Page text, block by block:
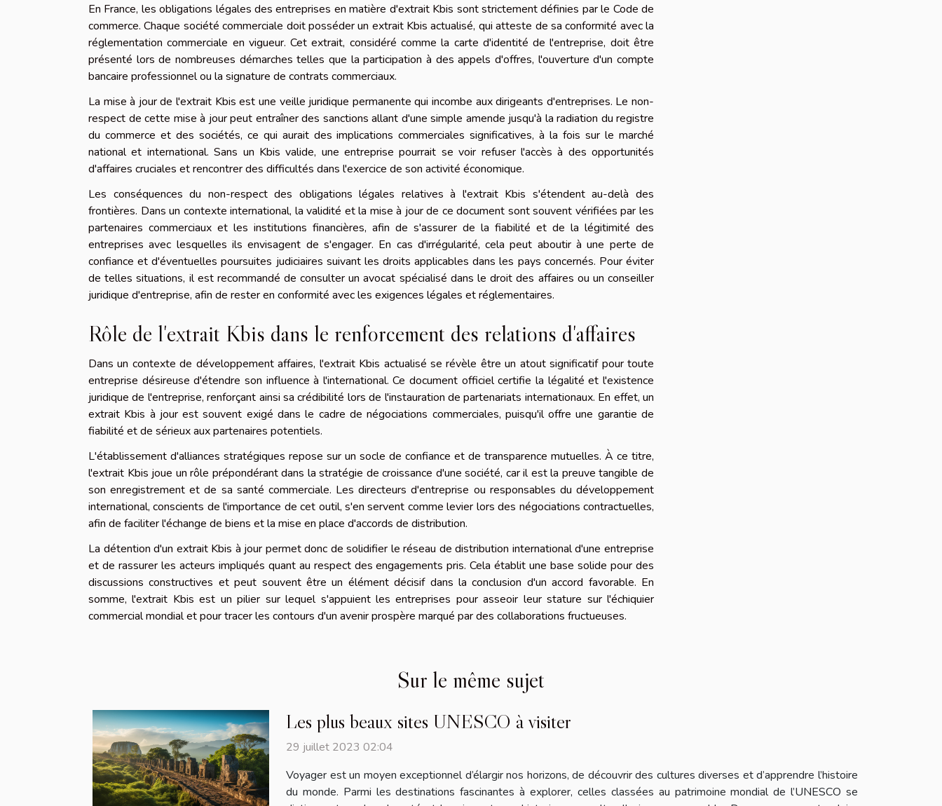
En France, les obligations légales des entreprises en matière d'extrait Kbis sont strictement définies par le Code de
commerce. Chaque société commerciale doit posséder un extrait Kbis actualisé, qui atteste de sa conformité avec la
réglementation commerciale en vigueur. Cet extrait, considéré comme la carte d'identité de l'entreprise, doit être
présenté lors de nombreuses démarches telles que la participation à des appels d'offres, l'ouverture d'un compte
bancaire professionnel ou la signature de contrats commerciaux.
La mise à jour de l'extrait Kbis est une veille juridique permanente qui incombe aux dirigeants d'entreprises. Le non-
respect de cette mise à jour peut entraîner des sanctions allant d'une simple amende jusqu'à la radiation du registre
du commerce et des sociétés, ce qui aurait des implications commerciales significatives, à la fois sur le marché
national et international. Sans un Kbis valide, une entreprise pourrait se voir refuser l'accès à des opportunités
d'affaires cruciales et rencontrer des difficultés dans l'exercice de son activité économique.
Les conséquences du non-respect des obligations légales relatives à l'extrait Kbis s'étendent au-delà des
frontières. Dans un contexte international, la validité et la mise à jour de ce document sont souvent vérifiées par les
partenaires commerciaux et les institutions financières, afin de s'assurer de la fiabilité et de la légitimité des
entreprises avec lesquelles ils envisagent de s'engager. En cas d'irrégularité, cela peut aboutir à une perte de
confiance et d'éventuelles poursuites judiciaires suivant les droits applicables dans les pays concernés. Pour éviter
de telles situations, il est recommandé de consulter un avocat spécialisé dans le droit des affaires ou un conseiller
juridique d'entreprise, afin de rester en conformité avec les exigences légales et réglementaires.
Rôle de l'extrait Kbis dans le renforcement des relations d'affaires
Dans un contexte de développement affaires, l'extrait Kbis actualisé se révèle être un atout significatif pour toute
entreprise désireuse d'étendre son influence à l'international. Ce document officiel certifie la légalité et l'existence
juridique de l'entreprise, renforçant ainsi sa crédibilité lors de l'instauration de partenariats internationaux. En effet, un
extrait Kbis à jour est souvent exigé dans le cadre de négociations commerciales, puisqu'il offre une garantie de
fiabilité et de sérieux aux partenaires potentiels.
L'établissement d'alliances stratégiques repose sur un socle de confiance et de transparence mutuelles. À ce titre,
l'extrait Kbis joue un rôle prépondérant dans la stratégie de croissance d'une société, car il est la preuve tangible de
son enregistrement et de sa santé commerciale. Les directeurs d'entreprise ou responsables du développement
international, conscients de l'importance de cet outil, s'en servent comme levier lors des négociations contractuelles,
afin de faciliter l'échange de biens et la mise en place d'accords de distribution.
La détention d'un extrait Kbis à jour permet donc de solidifier le réseau de distribution international d'une entreprise
et de rassurer les acteurs impliqués quant au respect des engagements pris. Cela établit une base solide pour des
discussions constructives et peut souvent être un élément décisif dans la conclusion d'un accord favorable. En
somme, l'extrait Kbis est un pilier sur lequel s'appuient les entreprises pour asseoir leur stature sur l'échiquier
commercial mondial et pour tracer les contours d'un avenir prospère marqué par des collaborations fructueuses.
Sur le même sujet
Les plus beaux sites UNESCO à visiter
29 juillet 2023 02:04
Voyager est un moyen exceptionnel d’élargir nos horizons, de découvrir des cultures diverses et d’apprendre l’histoire
du monde. Parmi les destinations fascinantes à explorer, celles classées au patrimoine mondial de l’UNESCO se